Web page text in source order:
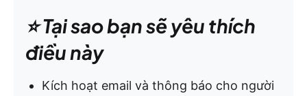
⭐️ Tại sao bạn sẽ yêu thích
điều này
Kích hoạt email và thông báo cho người